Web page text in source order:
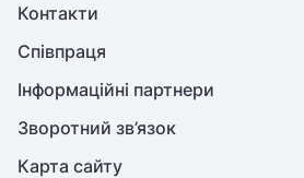
Контакти
Співпраця
Інформаційні партнери
Зворотний зв’язок
Карта сайту